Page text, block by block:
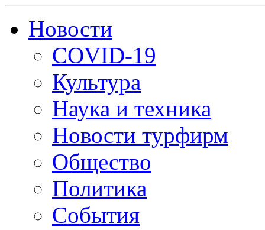
Новости
COVID-19
Культура
Наука и техника
Новости турфирм
Общество
Политика
События